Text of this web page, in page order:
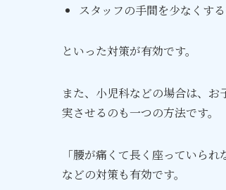
スタッフの手間を少なくす
といった対策が有効です。
また、小児科などの場合は、
実させるのも一つの方法です。
「腰が痛くて長く座っていら
などの対策も有効です。